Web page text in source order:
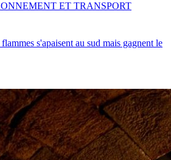
s'apaisent au sud mais gagnent le
ET TRANSPORT